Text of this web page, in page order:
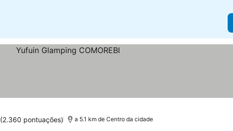
(2.360 pontuações) a 5.1 km de Centro da cidade